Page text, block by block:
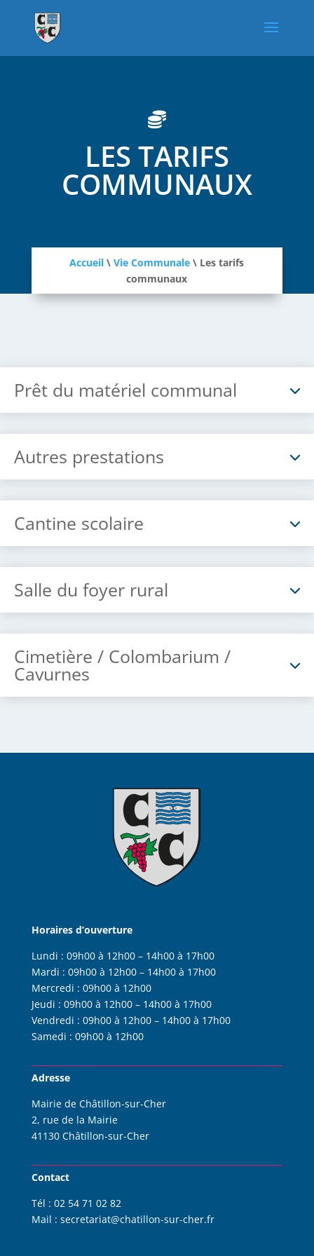

LES TARIFS
COMMUNAUX
Accueil \Vie Communale \ Les tarifs
communaux
Prêt du matériel communal
Autres prestations
Cantine scolaire
Salle du foyer rural
Cimetière / Colombarium /
Cavurnes
Horaires d’ouverture
Lundi : 09h00 à 12h00 – 14h00 à 17h00
Mardi : 09h00 à 12h00 – 14h00 à 17h00
Mercredi : 09h00 à 12h00
Jeudi : 09h00 à 12h00 – 14h00 à 17h00
Vendredi : 09h00 à 12h00 – 14h00 à 17h00
Samedi : 09h00 à 12h00
Adresse
Mairie de Châtillon-sur-Cher
2, rue de la Mairie
41130 Châtillon-sur-Cher
Contact
Tél : 02 54 71 02 82
Mail : secretariat@chatillon-sur-cher.fr